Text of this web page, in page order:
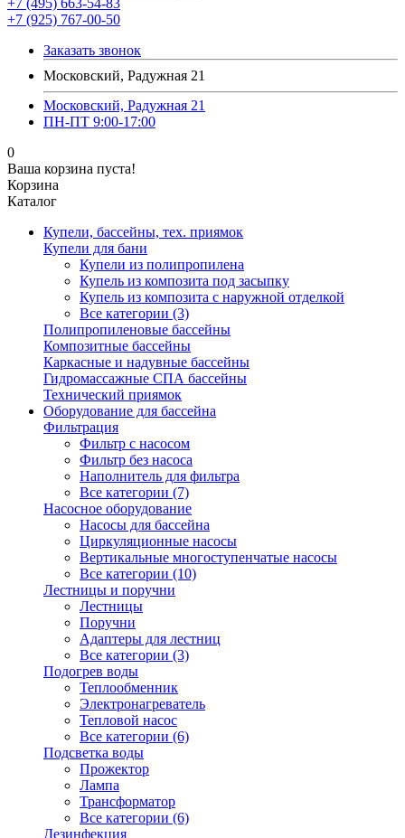
+7 (495) 663-54-83
+7 (925) 767-00-50
Заказать звонок
Московский, Радужная 21
Московский, Радужная 21
ПН-ПТ 9:00-17:00
0
Ваша корзина пуста!
Корзина
Каталог
Купели, бассейны, тех. приямок
Купели для бани
Купели из полипропилена
Купель из композита под засыпку
Купель из композита с наружной отделкой
Все категории (3)
Полипропиленовые бассейны
Композитные бассейны
Каркасные и надувные бассейны
Гидромассажные СПА бассейны
Технический приямок
Оборудование для бассейна
Фильтрация
Фильтр с насосом
Фильтр без насоса
Наполнитель для фильтра
Все категории (7)
Насосное оборудование
Насосы для бассейна
Циркуляционные насосы
Вертикальные многоступенчатые насосы
Все категории (10)
Лестницы и поручни
Лестницы
Поручни
Адаптеры для лестниц
Все категории (3)
Подогрев воды
Теплообменник
Электронагреватель
Тепловой насос
Все категории (6)
Подсветка воды
Прожектор
Лампа
Трансформатор
Все категории (6)
Дезинфекция